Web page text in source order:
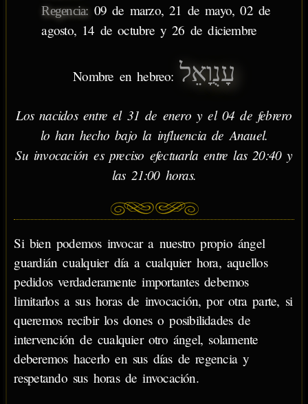
Regencia: 09 de marzo, 21 de mayo, 02 de
agosto, 14 de octubre y 26 de diciembre
Nombre en hebreo: עָנֻוָאֵל
Los nacidos entre el 31 de enero y el 04 de febrero
lo han hecho bajo la influencia de Anauel.
Su invocación es preciso efectuarla entre las 20:40 y
las 21:00 horas.
Si bien podemos invocar a nuestro propio ángel
guardián cualquier día a cualquier hora, aquellos
pedidos verdaderamente importantes debemos
limitarlos a sus horas de invocación, por otra parte, si
queremos recibir los dones o posibilidades de
intervención de cualquier otro ángel, solamente
deberemos hacerlo en sus días de regencia y
respetando sus horas de invocación.